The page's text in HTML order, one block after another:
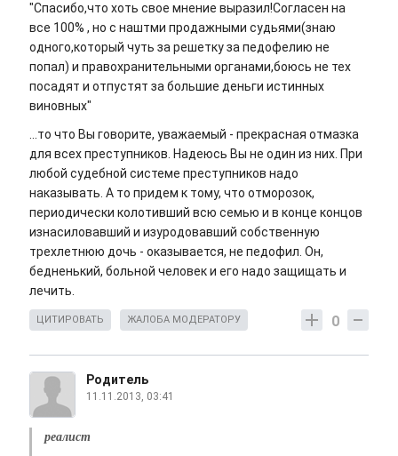
"Спасибо,что хоть свое мнение выразил!Согласен на
все 100% , но с наштми продажными судьями(знаю
одного,который чуть за решетку за педофелию не
попал) и правохранительными органами,боюсь не тех
посадят и отпустят за большие деньги истинных
виновных"
...то что Вы говорите, уважаемый - прекрасная отмазка
для всех преступников. Надеюсь Вы не один из них. При
любой судебной системе преступников надо
наказывать. А то придем к тому, что отморозок,
периодически колотивший всю семью и в конце концов
изнасиловавший и изуродовавший собственную
трехлетнюю дочь - оказывается, не педофил. Он,
бедненький, больной человек и его надо защищать и
лечить.
0
ЦИТИРОВАТЬ ЖАЛОБА МОДЕРАТОРУ
Родитель
11.11.2013, 03:41
реалист